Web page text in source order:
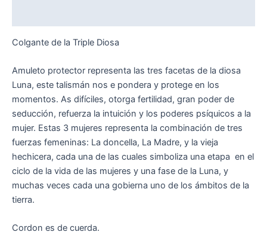
Colgante de la Triple Diosa
Amuleto protector representa las tres facetas de la diosa
Luna, este talismán nos e pondera y protege en los
momentos. As difíciles, otorga fertilidad, gran poder de
seducción, refuerza la intuición y los poderes psíquicos a la
mujer. Estas 3 mujeres representa la combinación de tres
fuerzas femeninas: La doncella, La Madre, y la vieja
hechicera, cada una de las cuales simboliza una etapa en el
ciclo de la vida de las mujeres y una fase de la Luna, y
muchas veces cada una gobierna uno de los ámbitos de la
tierra.
Cordon es de cuerda.